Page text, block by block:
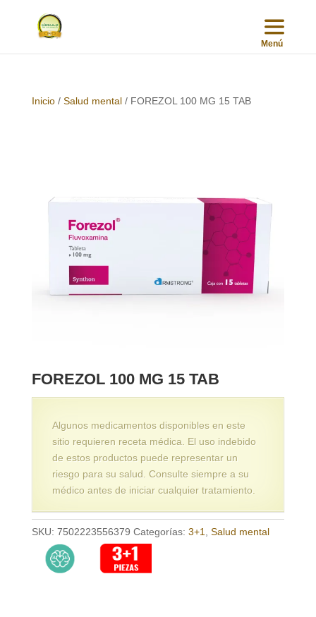
Inicio/ Salud mental/ FOREZOL 100 MG 15 TAB
FOREZOL 100 MG 15 TAB
Algunos medicamentos disponibles en este
sitio requieren receta médica. El uso indebido
de estos productos puede representar un
riesgo para su salud. Consulte siempre a su
médico antes de iniciar cualquier tratamiento.
SKU: 7502223556379 Categorías: 3+1, Salud mental